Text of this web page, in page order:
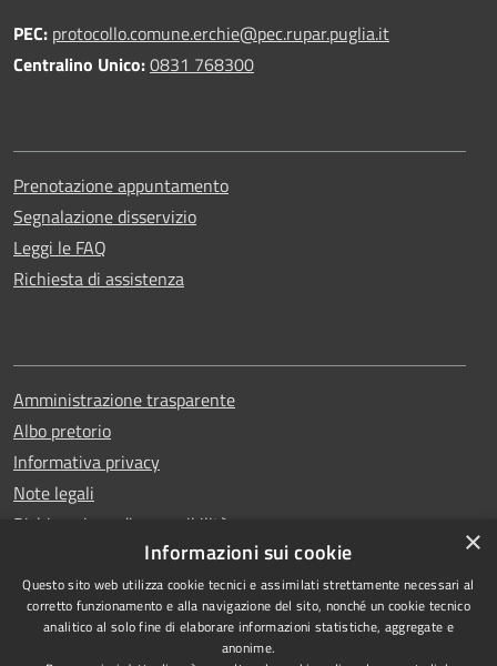
PEC: protocollo.comune.erchie@pec.rupar.puglia.it
Centralino Unico:0831 768300
Prenotazione appuntamento
Segnalazione disservizio
Leggi le FAQ
Richiesta di assistenza
Amministrazione trasparente
Albo pretorio
Informativa privacy
Note legali
Dichiarazione di accessibilità
RSS
Copyright © 2026 • Comune di
×
Informazioni sui cookie
Questo sito web utilizza cookie tecnici e assimilati strettamente necessari al
corretto funzionamento e alla navigazione del sito, nonché un cookie tecnico
analitico al solo fine di elaborare informazioni statistiche, aggregate e
anonime.